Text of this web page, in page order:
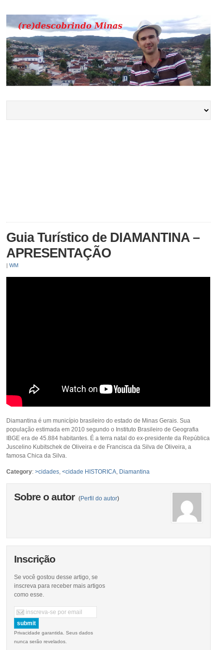
Guia Turístico de DIAMANTINA –
APRESENTAÇÃO
|WM
Diamantina é um município brasileiro do estado de Minas Gerais. Sua
população estimada em 2010 segundo o Instituto Brasileiro de Geografia
IBGE era de 45.884 habitantes. É a terra natal do ex-presidente da República
Juscelino Kubitschek de Oliveira e de Francisca da Silva de Oliveira, a
famosa Chica da Silva.
Category:>cidades ,<cidade HISTORICA Diamantina
Sobre o autor (Perfil do autor)
Inscrição
Se você gostou desse artigo, se
inscreva para receber mais artigos
como esse.
Privacidade garantida. Seus dados
nunca serão revelados.